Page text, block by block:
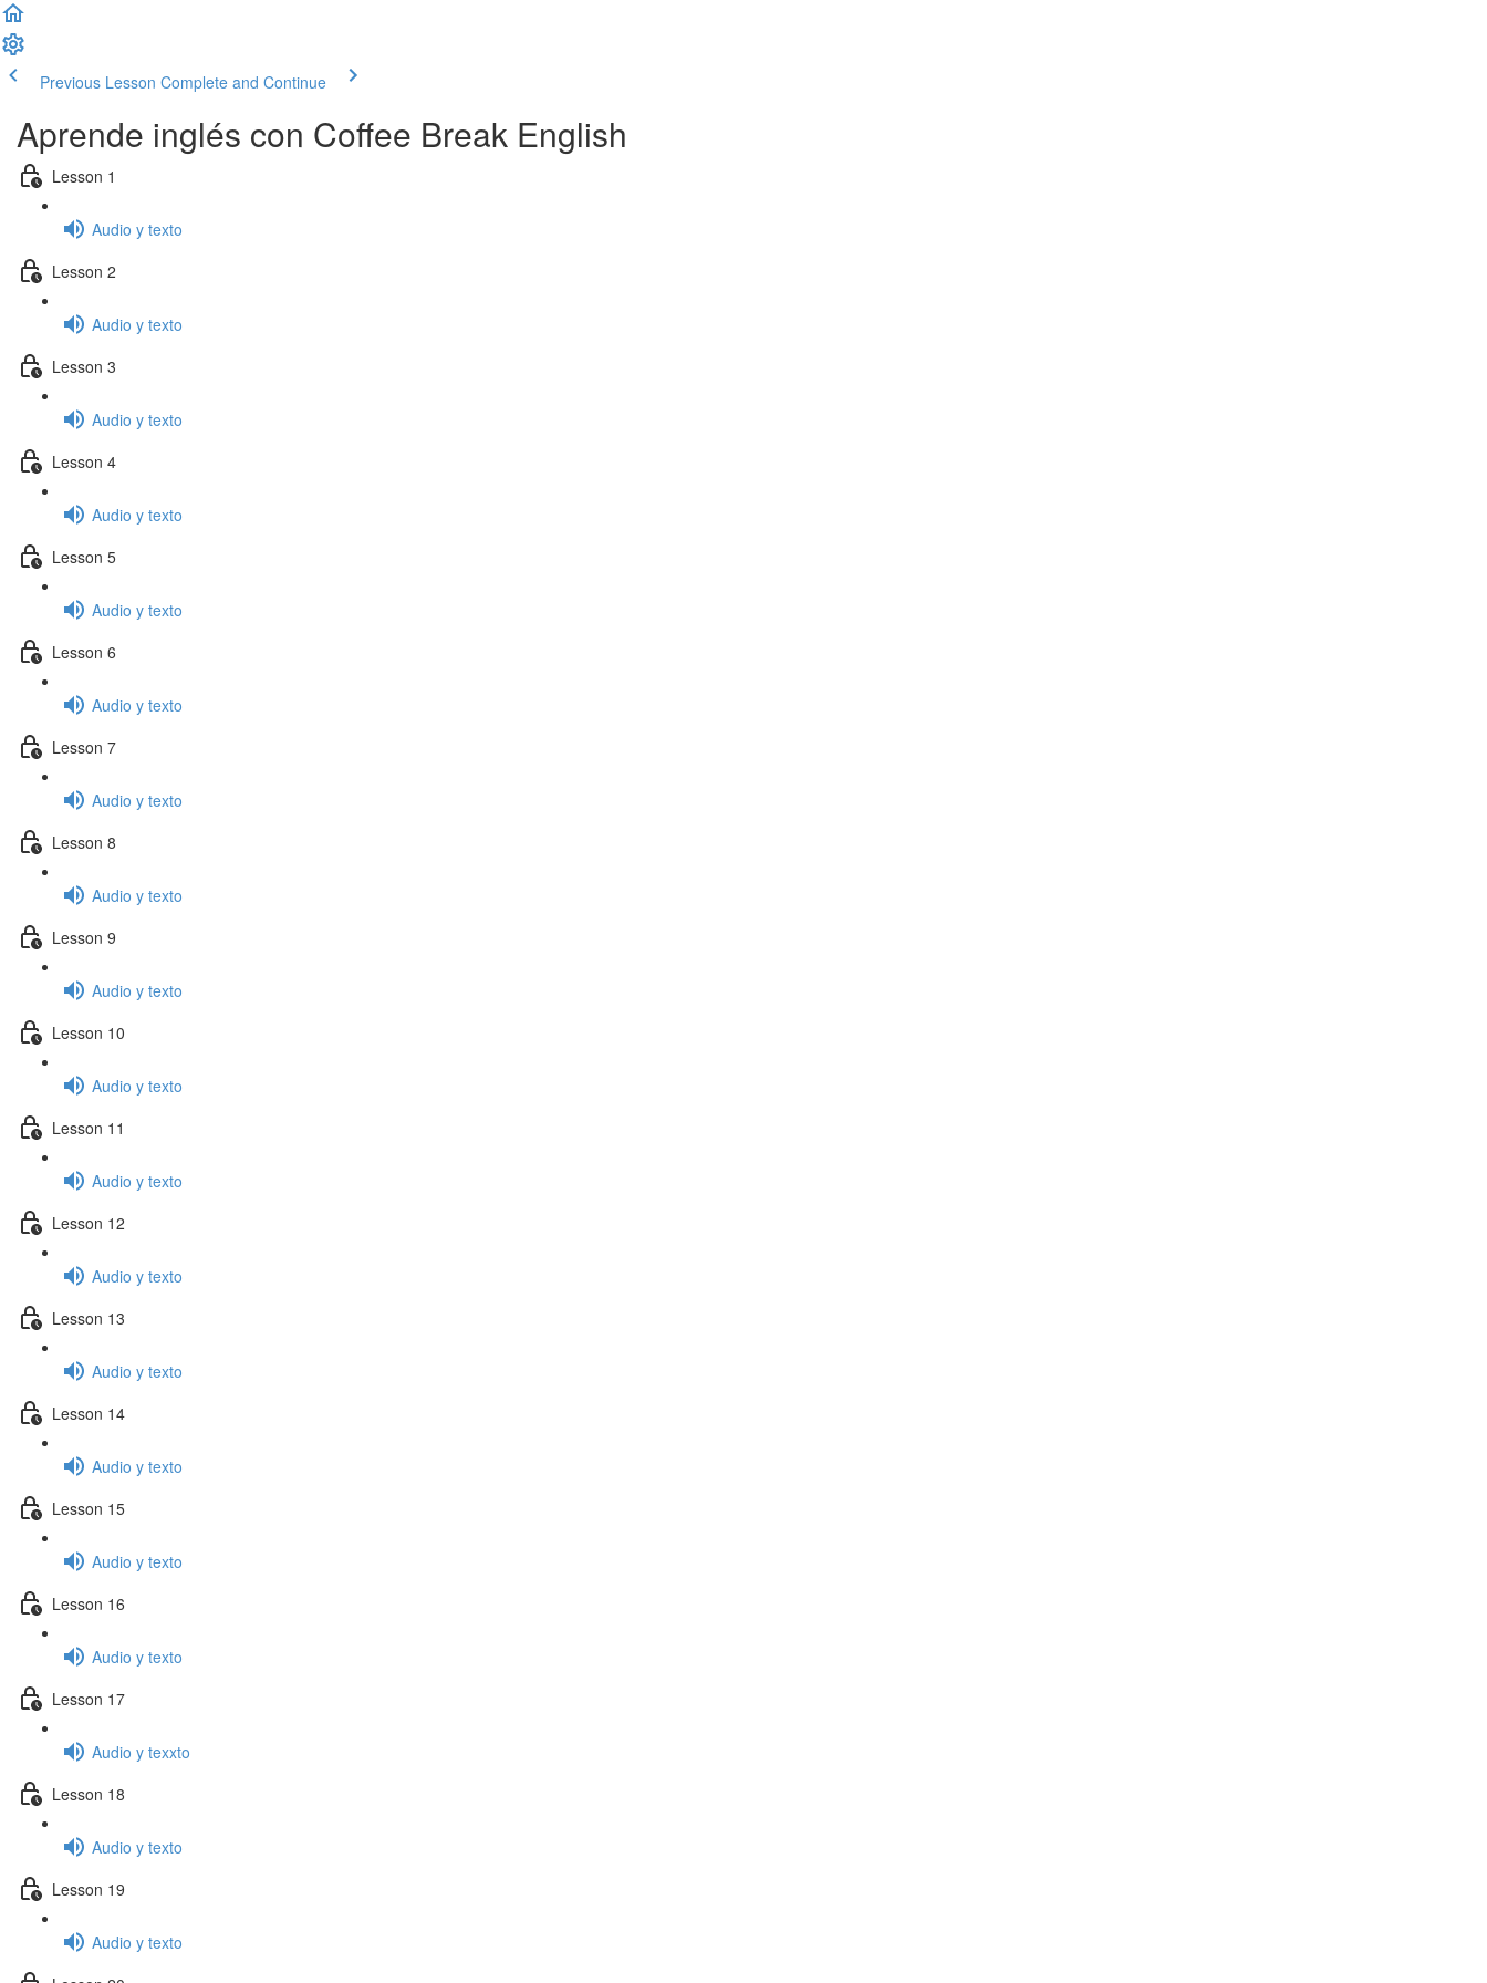
Previous Lesson Complete and Continue
Aprende inglés con Coffee Break English
Lesson 1
Audio y texto
Lesson 2
Audio y texto
Lesson 3
Audio y texto
Lesson 4
Audio y texto
Lesson 5
Audio y texto
Lesson 6
Audio y texto
Lesson 7
Audio y texto
Lesson 8
Audio y texto
Lesson 9
Audio y texto
Lesson 10
Audio y texto
Lesson 11
Audio y texto
Lesson 12
Audio y texto
Lesson 13
Audio y texto
Lesson 14
Audio y texto
Lesson 15
Audio y texto
Lesson 16
Audio y texto
Lesson 17
Audio y texxto
Lesson 18
Audio y texto
Lesson 19
Audio y texto